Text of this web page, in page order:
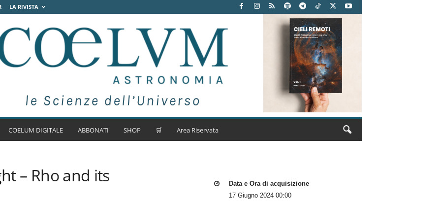
LA RIVISTA
COELUM DIGITALE ABBONATI SHOP 🛒 Area Riservata
– Rho and its
Data e Ora di acquisizione
17 Giugno 2024 00:00